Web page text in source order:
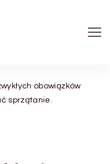
obowiązków
sprzątanie.